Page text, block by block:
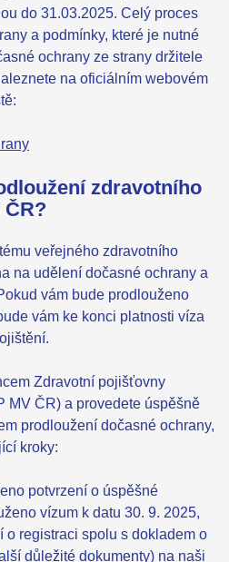
do 31.03.2025. Celý proces
a podmínky, které je nutné
ochrany ze strany držitele
na oficiálním webovém
zdravotního
veřejného zdravotního
na udělení dočasné ochrany a
vám bude prodlouženo
vám ke konci platnosti víza
Zdravotní pojišťovny
MV ČR) a provedete úspěšně
prodloužení dočasné ochrany,
kroky:
potvrzení o úspěšné
vízum k datu 30. 9. 2025,
o registraci spolu s dokladem o
důležité dokumenty) na naši